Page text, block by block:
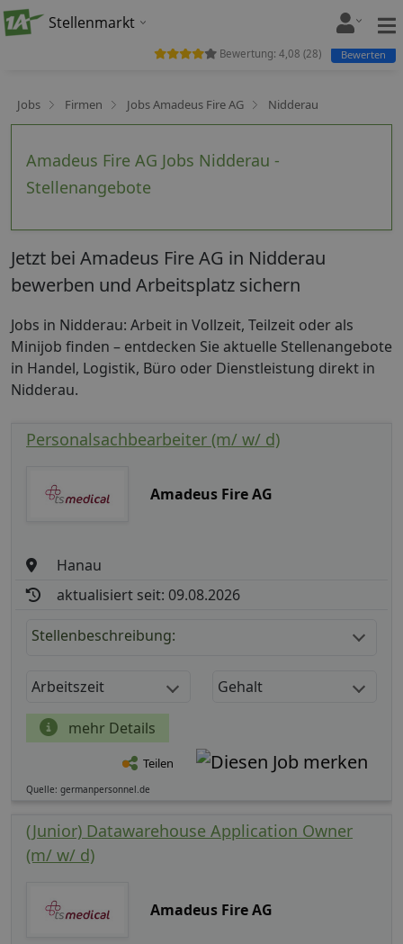
Stellenmarkt
Jobs Firmen Jobs Amadeus Fire AG Nidderau
Amadeus Fire AG Jobs Nidderau -
Stellenangebote
Bewertung: 4,08 (28) Bewerten
Jetzt bei Amadeus Fire AG in Nidderau
bewerben und Arbeitsplatz sichern
Jobs in Nidderau: Arbeit in Vollzeit, Teilzeit oder als
Minijob finden – entdecken Sie aktuelle Stellenangebote
in Handel, Logistik, Büro oder Dienstleistung direkt in
Nidderau.
Personalsachbearbeiter (m/ w/ d)
Amadeus Fire AG
Hanau
aktualisiert seit: 09.08.2026
Stellenbeschreibung:
Arbeitszeit Gehalt
mehr Details
Teilen
Quelle: germanpersonnel.de
(Junior) Datawarehouse Application Owner
(m/ w/ d)
Amadeus Fire AG